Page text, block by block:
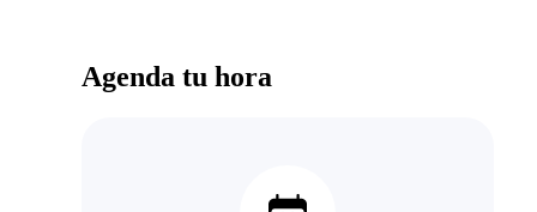
Agenda tu hora